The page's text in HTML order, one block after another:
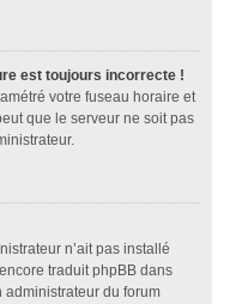
est toujours incorrecte !
votre fuseau horaire et
que le serveur ne soit pas
n’ait pas installé
traduit phpBB dans
administrateur du forum